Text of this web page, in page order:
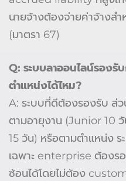
นายจ้างต้องจ่ายค่าจ้างสำ
(มาตรา 67)
Q: ระบบลาออนไลน์รอง
ตำแหน่งได้ไหม?
A: ระบบที่ดีต้องรองรับ ส่
ตามอายุงาน (Junior 10
15 วัน) หรือตามตำแหน่ง
เฉพาะ enterprise ต้อง
ซ้อนได้โดยไม่ต้อง